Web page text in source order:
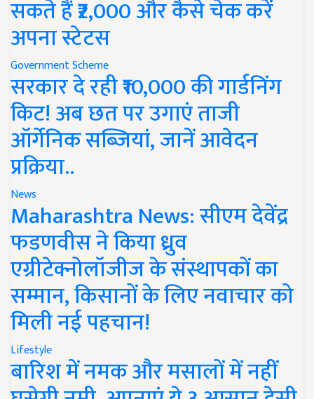
सकते हैं ₹2,000 और कैसे चेक करें
अपना स्टेटस
Government Scheme
सरकार दे रही ₹10,000 की गार्डनिंग
किट! अब छत पर उगाएं ताजी
ऑर्गेनिक सब्जियां, जानें आवेदन
प्रक्रिया..
News
Maharashtra News: सीएम देवेंद्र
फडणवीस ने किया ध्रुव
एग्रीटेक्नोलॉजीज के संस्थापकों का
सम्मान, किसानों के लिए नवाचार को
मिली नई पहचान!
Lifestyle
बारिश में नमक और मसालों में नहीं